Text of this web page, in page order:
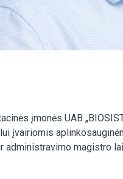
įmonės UAB
įvairiomis
administravimo magistro